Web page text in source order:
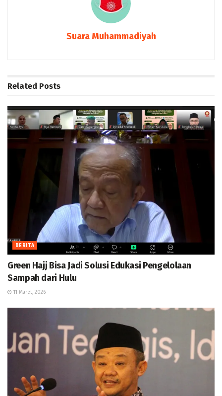
Suara Muhammadiyah
Related Posts
BERITA
Green Hajj Bisa Jadi Solusi Edukasi Pengelolaan
Sampah dari Hulu
11 Maret, 2026